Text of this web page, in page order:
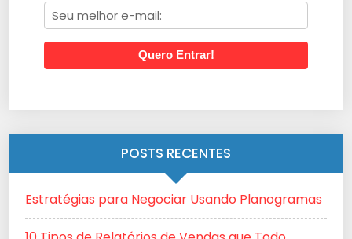
Quero Entrar!
POSTS RECENTES
Estratégias para Negociar Usando Planogramas